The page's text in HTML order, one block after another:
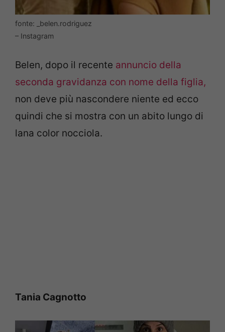
fonte: _belen.rodriguez
– Instagram
Belen, dopo il recente annuncio della
seconda gravidanza con nome della figlia,
non deve più nascondere niente ed ecco
quindi che si mostra con un abito lungo di
lana color nocciola.
Tania Cagnotto